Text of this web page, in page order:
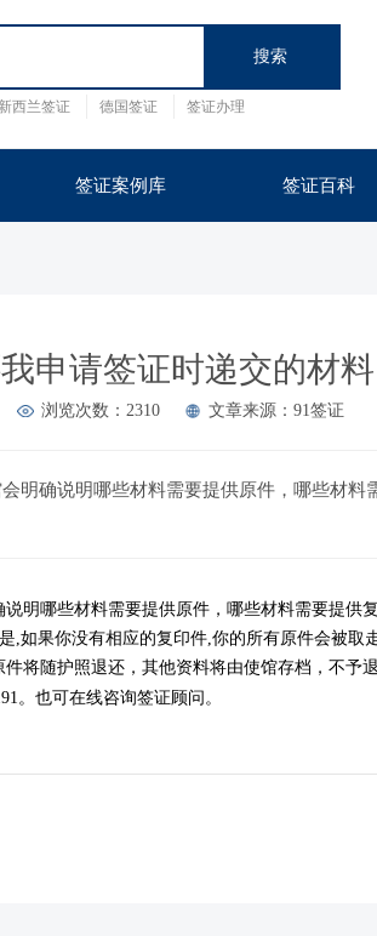
新西兰签证 德国签证
签证办理
签证案例库 签证百科
申请签证时递交的材料
浏览次数：2310 文章来源：91签证
明确说明哪些材料需要提供原件，哪些材料
明哪些材料需要提供原件，哪些材料需要提供
,如果你没有相应的复印件,你的所有原件会被
将随护照退还，其他资料将由使馆存档，不予退
。也可在线咨询签证顾问。